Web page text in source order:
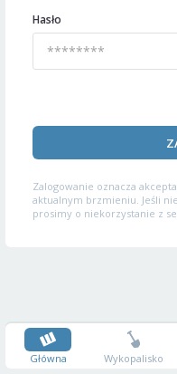
Hasło
Zalogowanie oznacza
aktualnym brzmieniu. Jeśli
prosimy o niekorzystanie z
Główna Wykopalisko